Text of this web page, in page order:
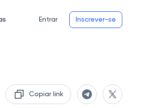
Entrar Inscrever-se
Copiar link